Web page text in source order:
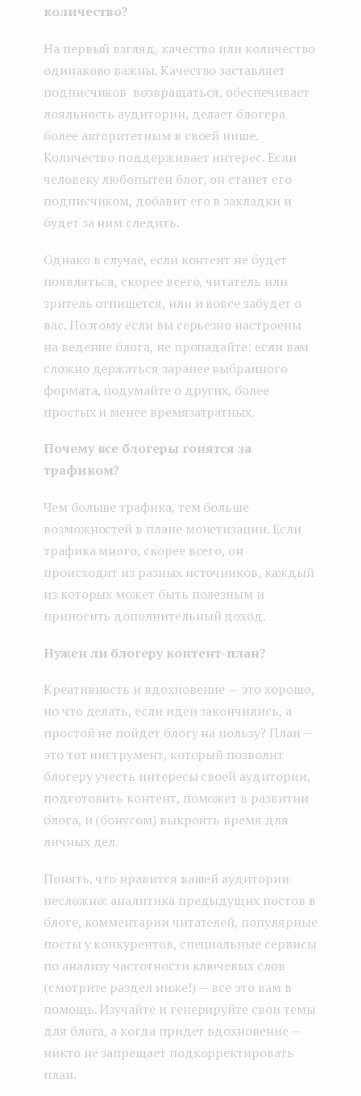
количество?
На первый взгляд, качество или количество
одинаково важны. Качество заставляет
подписчиков возвращаться, обеспечивает
лояльность аудитории, делает блогера
более авторитетным в своей нише.
Количество поддерживает интерес. Если
человеку любопытен блог, он станет его
подписчиком, добавит его в закладки и
будет за ним следить.
Однако в случае, если контент не будет
появляться, скорее всего, читатель или
зритель отпишется, или и вовсе забудет о
вас. Поэтому если вы серьезно настроены
на ведение блога, не пропадайте: если вам
сложно держаться заранее выбранного
формата, подумайте о других, более
простых и менее времязатратных.
Почему все блогеры гонятся за
трафиком?
Чем больше трафика, тем больше
возможностей в плане монетизации. Если
трафика много, скорее всего, он
происходит из разных источников, каждый
из которых может быть полезным и
приносить дополнительный доход.
Нужен ли блогеру контент-план?
Креативность и вдохновение — это хорошо,
но что делать, если идеи закончились, а
простой не пойдет блогу на пользу? План —
это тот инструмент, который позволит
блогеру учесть интересы своей аудитории,
подготовить контент, поможет в развитии
блога, и (бонусом) выкроить время для
личных дел.
Понять, что нравится вашей аудитории
несложно: аналитика предыдущих постов в
блоге, комментарии читателей, популярные
посты у конкурентов, специальные сервисы
по анализу частотности ключевых слов
(смотрите раздел ниже!) — все это вам в
помощь. Изучайте и генерируйте свои темы
для блога, а когда придет вдохновение —
никто не запрещает подкорректировать
план.